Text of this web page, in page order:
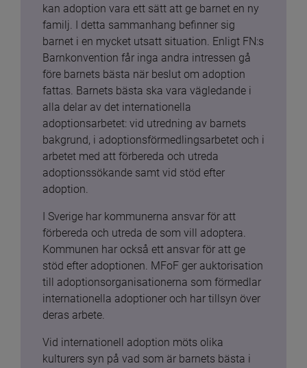
kan adoption vara ett sätt att ge barnet en ny
familj. I detta sammanhang befinner sig
barnet i en mycket utsatt situation. Enligt FN:s
Barnkonvention får inga andra intressen gå
före barnets bästa när beslut om adoption
fattas. Barnets bästa ska vara vägledande i
alla delar av det internationella
adoptionsarbetet: vid utredning av barnets
bakgrund, i adoptionsförmedlingsarbetet och i
arbetet med att förbereda och utreda
adoptionssökande samt vid stöd efter
adoption.
I Sverige har kommunerna ansvar för att
förbereda och utreda de som vill adoptera.
Kommunen har också ett ansvar för att ge
stöd efter adoptionen. MFoF ger auktorisation
till adoptionsorganisationerna som förmedlar
internationella adoptioner och har tillsyn över
deras arbete.
Vid internationell adoption möts olika
kulturers syn på vad som är barnets bästa i